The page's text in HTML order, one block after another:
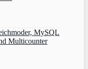
MySQL
Multicounter